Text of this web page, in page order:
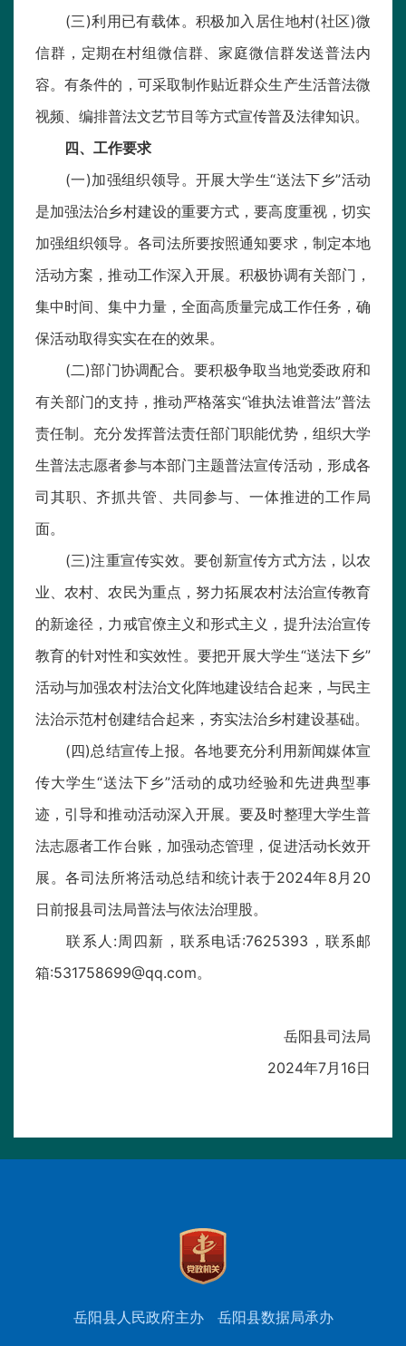
(三)利用已有载体。积极加入居住地村(社区)微
信群，定期在村组微信群、家庭微信群发送普法内
容。有条件的，可采取制作贴近群众生产生活普法微
视频、编排普法文艺节目等方式宣传普及法律知识。
四、工作要求
(一)加强组织领导。开展大学生“送法下乡”活动
是加强法治乡村建设的重要方式，要高度重视，切实
加强组织领导。各司法所要按照通知要求，制定本地
活动方案，推动工作深入开展。积极协调有关部门，
集中时间、集中力量，全面高质量完成工作任务，确
保活动取得实实在在的效果。
(二)部门协调配合。要积极争取当地党委政府和
有关部门的支持，推动严格落实“谁执法谁普法”普法
责任制。充分发挥普法责任部门职能优势，组织大学
生普法志愿者参与本部门主题普法宣传活动，形成各
司其职、齐抓共管、共同参与、一体推进的工作局
面。
(三)注重宣传实效。要创新宣传方式方法，以农
业、农村、农民为重点，努力拓展农村法治宣传教育
的新途径，力戒官僚主义和形式主义，提升法治宣传
教育的针对性和实效性。要把开展大学生“送法下乡”
活动与加强农村法治文化阵地建设结合起来，与民主
法治示范村创建结合起来，夯实法治乡村建设基础。
(四)总结宣传上报。各地要充分利用新闻媒体宣
传大学生“送法下乡”活动的成功经验和先进典型事
迹，引导和推动活动深入开展。要及时整理大学生普
法志愿者工作台账，加强动态管理，促进活动长效开
展。各司法所将活动总结和统计表于2024年8月20
日前报县司法局普法与依法治理股。
联系人:周四新，联系电话:7625393，联系邮
箱:531758699@qq.com。
岳阳县司法局
2024年7月16日
岳阳县人民政府主办
岳阳县数据局承办